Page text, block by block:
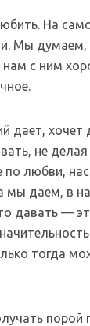
На
Мы
нам с ним
дает, хочет
не
по любви,
даем, в
давать —
тогда
порой